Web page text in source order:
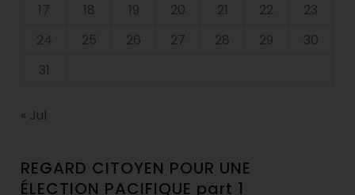
17
18 19 20 21 22
23
24
25 26 27 28 29
30
31
« Jul
REGARD CITOYEN POUR UNE
ÉLECTION PACIFIQUE part 1